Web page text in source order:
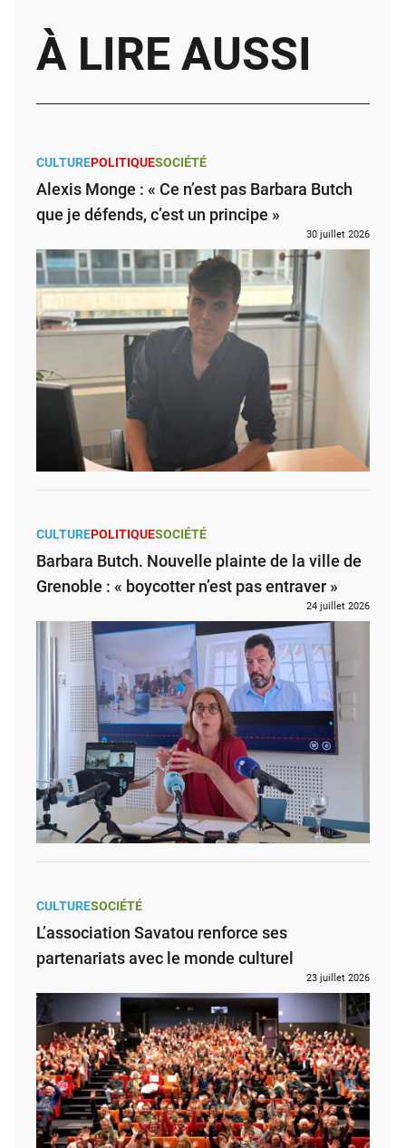
À LIRE AUSSI
CULTUREPOLITIQUESOCIÉTÉ
Alexis Monge : « Ce n’est pas Barbara Butch
que je défends, c’est un principe »
30 juillet 2026
CULTUREPOLITIQUESOCIÉTÉ
Barbara Butch. Nouvelle plainte de la ville de
Grenoble : « boycotter n’est pas entraver »
24 juillet 2026
CULTURESOCIÉTÉ
L’association Savatou renforce ses
partenariats avec le monde culturel
23 juillet 2026